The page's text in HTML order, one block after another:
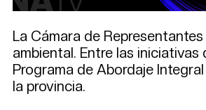
La Cámara de
ambiental. Entre las
Programa de Abordaje
la provincia.